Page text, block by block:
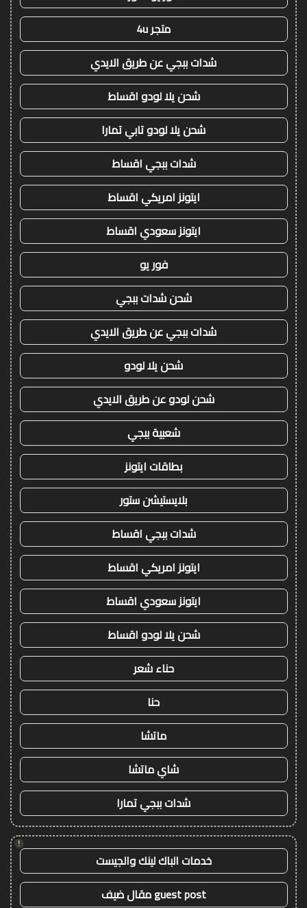
متجر 4u
شدات ببجي عن طريق الايدي
شحن يلا لودو اقساط
شحن يلا لودو تابي تمارا
شدات ببجي اقساط
ايتونز امريكي اقساط
ايتونز سعودي اقساط
فور يو
شحن شدات ببجي
شدات ببجي عن طريق الايدي
شحن يلا لودو
شحن لودو عن طريق الايدي
شعبية ببجي
بطاقات ايتونز
بلايستيشن ستور
شدات ببجي اقساط
ايتونز امريكي اقساط
ايتونز سعودي اقساط
شحن يلا لودو اقساط
حناء شعر
حنا
ماتشا
شاي ماتشا
شدات ببجي تمارا
!
خدمات الباك لينك والجيست
guest post مقال ضيف